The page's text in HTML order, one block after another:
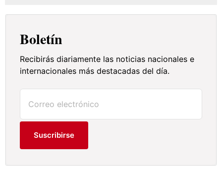
Boletín
Recibirás diariamente las noticias nacionales e
internacionales más destacadas del día.
Suscribirse